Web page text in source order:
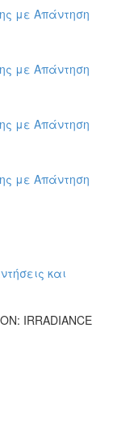
με Απάντηση
με Απάντηση
με Απάντηση
με Απάντηση
και
IRRADIANCE